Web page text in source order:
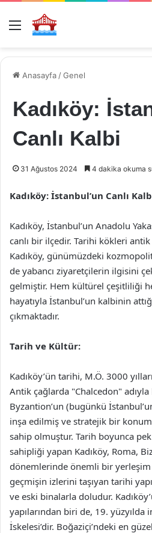
Menü
Anasayfa /Genel
Kadıköy:
Canlı Kalbi
31 Ağustos 2024 4 dakika okuma
Kadıköy: İstanbul’un Canlı
Kadıköy, İstanbul’un Anadolu
canlı bir ilçedir. Tarihi kökleri
Kadıköy, günümüzdeki
de yabancı ziyaretçilerin ilgisini
gelmiştir. Hem kültürel çeşitliliği
hayatıyla İstanbul’un kalbinin
çıkmaktadır.
Tarih ve Kültür:
Kadıköy’ün tarihi, M.Ö. 3000
Antik çağlarda "Chalcedon"
Byzantion’un (bugünkü
inşa edilmiş ve stratejik bir
sahip olmuştur. Tarih boyunca
sahipliği yapan Kadıköy, Roma,
dönemlerinde önemli bir
geçmişin izlerini taşıyan tarihi
ve eski binalarla doludur.
yapılarından biri de, 19. yüzyılda
İskelesi’dir. Boğaziçi’ndeki en